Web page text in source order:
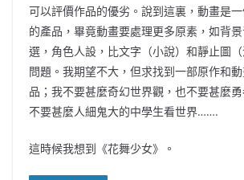
可以評價作品的優劣。說到這裏，動畫是
的產品，畢竟動畫要處理更多原素，如背
選，角色人設，比文字（小說）和靜止圖
問題。我期望不大，但求找到一部原作和
品；我不要甚麼奇幻世界觀，也不要甚麼
不要甚麼人細鬼大的中學生看世界…….
這時候我想到《花舞少女》。